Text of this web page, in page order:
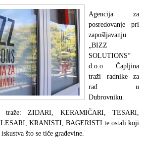
Agencija za
posredovanje pri
zapošljavanju
„BIZZ
SOLUTIONS“
d.o.o Čapljina
traži radnike za
rad u
Dubrovniku.
traže: ZIDARI, KERAMIČARI, TESARI,
KRANISTI, BAGERISTI te ostali koji
što se tiče građevine.